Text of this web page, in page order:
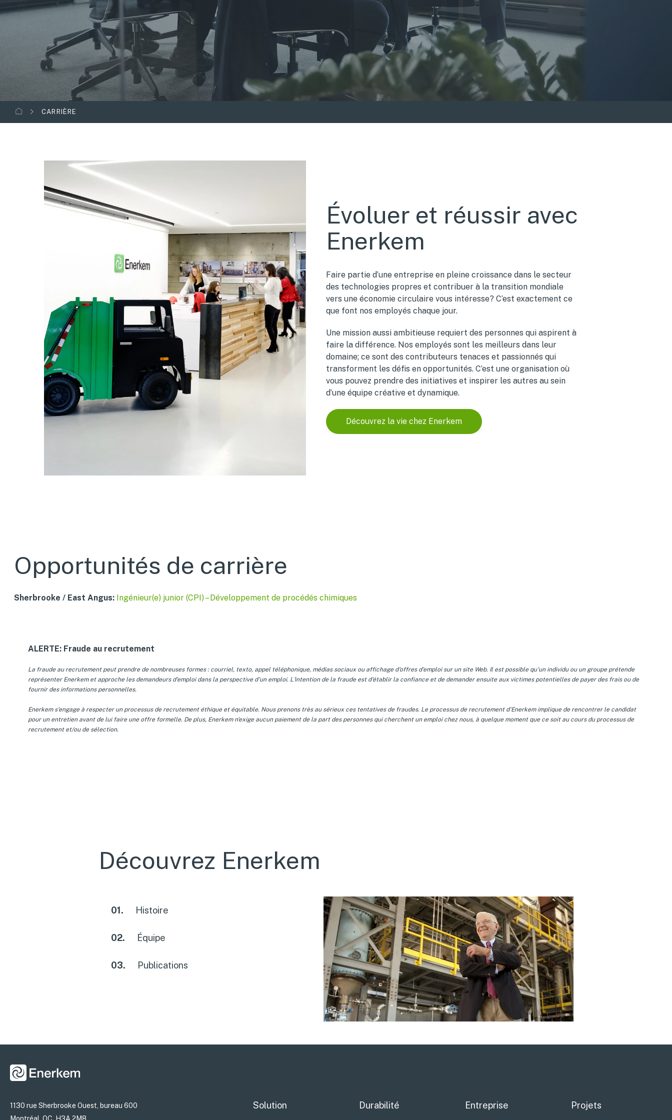
CARRIÈRE
Évoluer et réussir avec
Enerkem
Faire partie d’une entreprise en pleine croissance dans le secteur
des technologies propres et contribuer à la transition mondiale
vers une économie circulaire vous intéresse? C’est exactement ce
que font nos employés chaque jour.
Une mission aussi ambitieuse requiert des personnes qui aspirent à
faire la différence. Nos employés sont les meilleurs dans leur
domaine; ce sont des contributeurs tenaces et passionnés qui
transforment les défis en opportunités. C’est une organisation où
vous pouvez prendre des initiatives et inspirer les autres au sein
d’une équipe créative et dynamique.
Découvrez la vie chez Enerkem
Opportunités de carrière
Sherbrooke / East Angus: Ingénieur(e) junior (CPI) – Développement de procédés chimiques
ALERTE: Fraude au recrutement
La fraude au recrutement peut prendre de nombreuses formes : courriel, texto, appel téléphonique, médias sociaux ou affichage d'offres d'emploi sur un site Web. Il est possible qu'un individu ou un groupe prétende
représenter Enerkem et approche les demandeurs d'emploi dans la perspective d'un emploi. L'intention de la fraude est d'établir la confiance et de demander ensuite aux victimes potentielles de payer des frais ou de
fournir des informations personnelles.
Enerkem s'engage à respecter un processus de recrutement éthique et équitable. Nous prenons très au sérieux ces tentatives de fraudes. Le processus de recrutement d'Enerkem implique de rencontrer le candidat
pour un entretien avant de lui faire une offre formelle. De plus, Enerkem n'exige aucun paiement de la part des personnes qui cherchent un emploi chez nous, à quelque moment que ce soit au cours du processus de
recrutement et/ou de sélection.
Découvrez Enerkem
01. Histoire
02. Équipe
03. Publications
1130 rue Sherbrooke Ouest, bureau 600
Solution Durabilité Entreprise
Projets